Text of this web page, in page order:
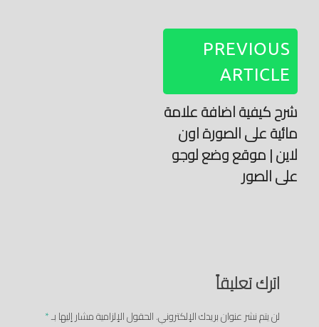
PREVIOUS
ARTICLE
شرح كيفية اضافة علامة
مائية على الصورة اون
لاين | موقع وضع لوجو
على الصور
اترك تعليقاً
لن يتم نشر عنوان بريدك الإلكتروني.الحقول الإلزامية مشار إليها بـ*